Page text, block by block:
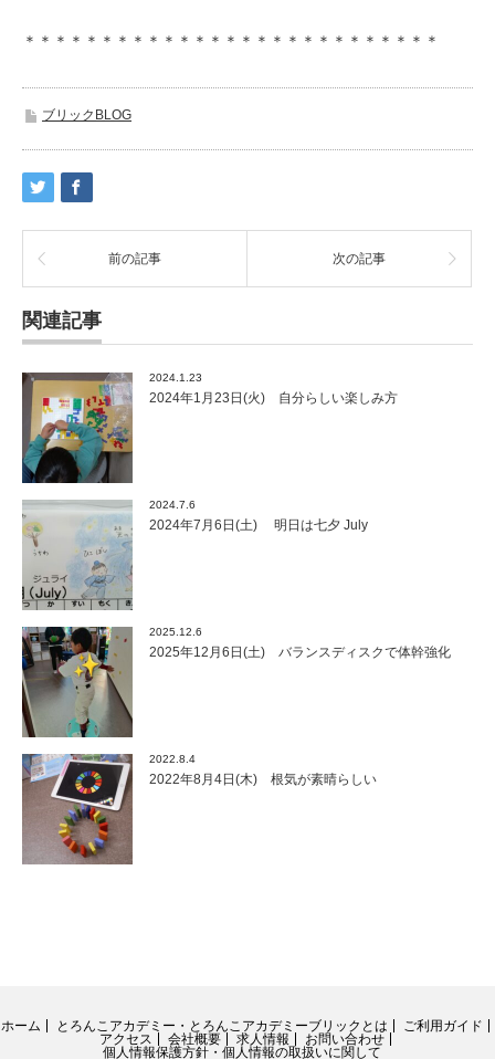
＊＊＊＊＊＊＊＊＊＊＊＊＊＊＊＊＊＊＊＊＊＊＊＊＊＊＊
ブリックBLOG
前の記事 次の記事
関連記事
2024.1.23
2024年1月23日(火) 自分らしい楽しみ方
2024.7.6
2024年7月6日(土) 明日は七夕 July
2025.12.6
2025年12月6日(土) バランスディスクで体幹強化
2022.8.4
2022年8月4日(木) 根気が素晴らしい
ホーム とろんこアカデミー・とろんこアカデミーブリックとは
ご利用ガイド
アクセス
会社概要 求人情報
お問い合わせ
個人情報保護方針・個人情報の取扱いに関して